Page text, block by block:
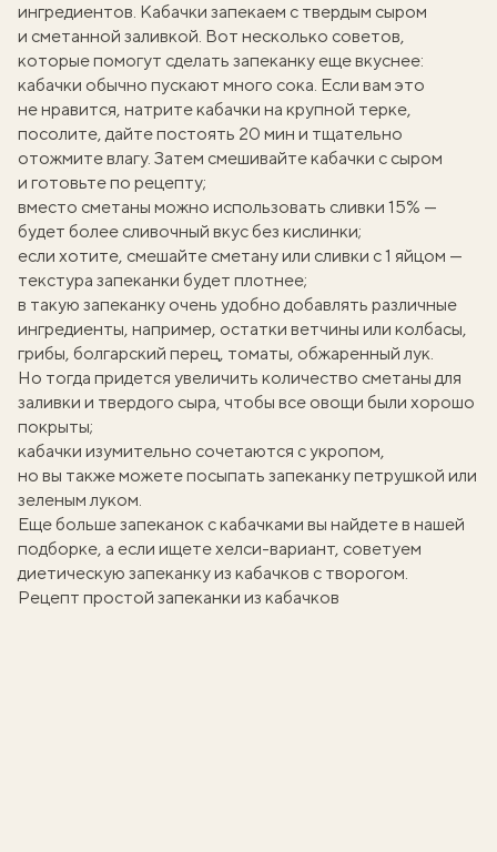
ингредиентов. Кабачки запекаем с твердым сыром
и сметанной заливкой. Вот несколько советов,
которые помогут сделать запеканку еще вкуснее:
кабачки обычно пускают много сока. Если вам это
не нравится, натрите кабачки на крупной терке,
посолите, дайте постоять 20 мин и тщательно
отожмите влагу. Затем смешивайте кабачки с сыром
и готовьте по рецепту;
вместо сметаны можно использовать сливки 15% —
будет более сливочный вкус без кислинки;
если хотите, смешайте сметану или сливки с 1 яйцом —
текстура запеканки будет плотнее;
в такую запеканку очень удобно добавлять различные
ингредиенты, например, остатки ветчины или колбасы,
грибы, болгарский перец, томаты, обжаренный лук.
Но тогда придется увеличить количество сметаны для
заливки и твердого сыра, чтобы все овощи были хорошо
покрыты;
кабачки изумительно сочетаются с укропом,
но вы также можете посыпать запеканку петрушкой или
зеленым луком.
Еще большезапеканок с кабачками вы найдете в нашей
подборке, а если ищете хелси-вариант, советуем
диетическую запеканку из кабачков с творогом.
Рецепт простой запеканки из кабачков